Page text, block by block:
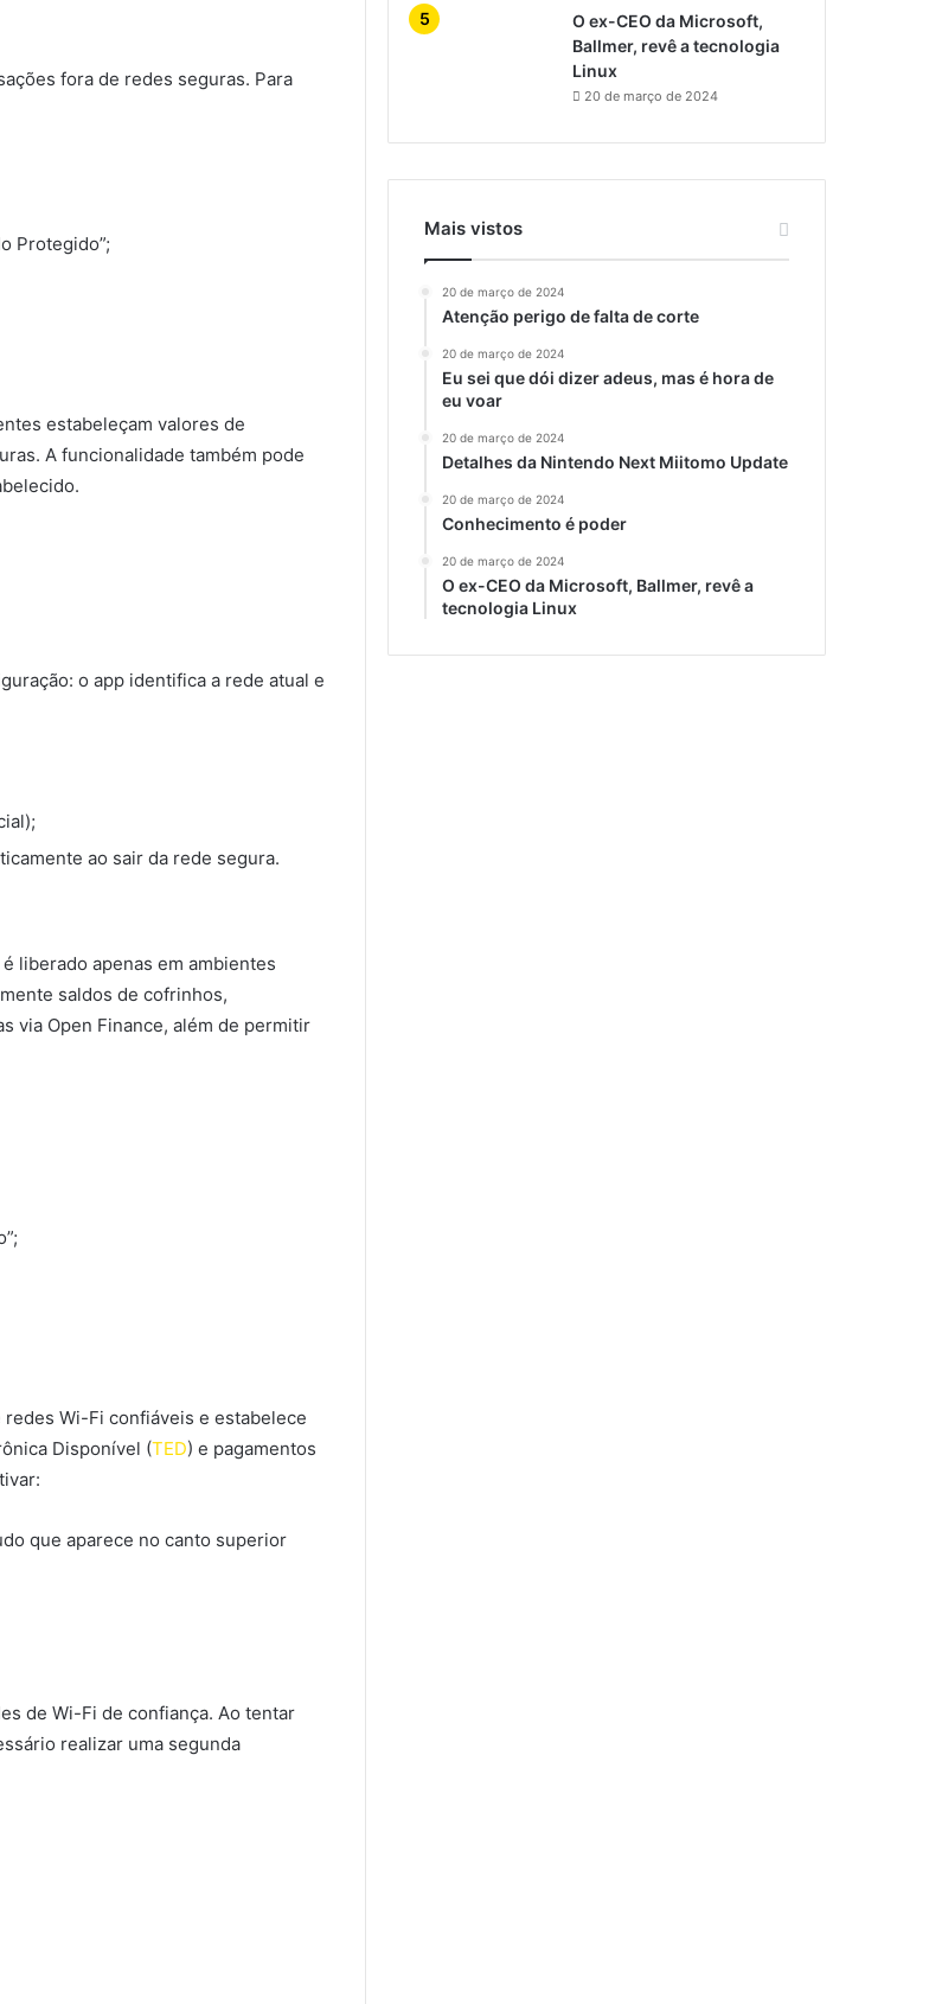
fora de redes seguras. Para
Protegido”;
estabeleçam valores de
A funcionalidade também pode
o app identifica a rede atual e
ao sair da rede segura.
liberado apenas em ambientes
saldos de cofrinhos,
via Open Finance, além de permitir
Wi-Fi confiáveis e estabelece
Disponível (TED) e pagamentos
que aparece no canto superior
de Wi-Fi de confiança. Ao tentar
realizar uma segunda
O ex-CEO da Microsoft,
Ballmer, revê a tecnologia
Linux
20 de março de 2024
Mais vistos
20 de março de 2024
Atenção perigo de falta de corte
20 de março de 2024
Eu sei que dói dizer adeus, mas é hora de
eu voar
20 de março de 2024
Detalhes da Nintendo Next Miitomo Update
20 de março de 2024
Conhecimento é poder
20 de março de 2024
O ex-CEO da Microsoft, Ballmer, revê a
tecnologia Linux